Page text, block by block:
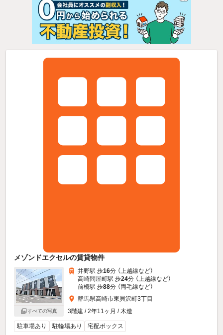
メゾンドエクセルの賃貸物件
すべての写真
井野駅 歩16分 （上越線など）
高崎問屋町駅 歩24分 （上越線など）
前橋駅 歩88分 （両毛線など）
群馬県高崎市東貝沢町3丁目
3階建 / 2年11ヶ月 / 木造
駐車場あり 駐輪場あり 宅配ボックス